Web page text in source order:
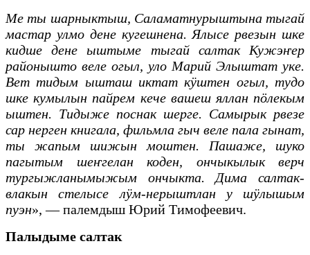
Ме ты шарныктыш, Саламатнурыштына тыгай
мастар улмо дене кугешнена. Ялысе рвезын шке
кидше дене ыштыме тыгай салтак Кужэҥер
районышто веле огыл, уло Марий Элыштат уке.
Вет тидым ышташ иктат кӱштен огыл, тудо
шке кумылын пайрем кече вашеш яллан пӧлекым
ыштен. Тидыже поснак шерге. Самырык рвезе
сар нерген книгала, фильмла гыч веле пала гынат,
ты жапым шижын моштен. Пашаже, шуко
пагытым шеҥгелан коден, ончыкылык верч
тургыжланымыжым ончыкта. Дима салтак-
влакын стелысе лӱм-нерыштлан у шӱлышым
пуэн», — палемдыш Юрий Тимофеевич.
Палыдыме салтак